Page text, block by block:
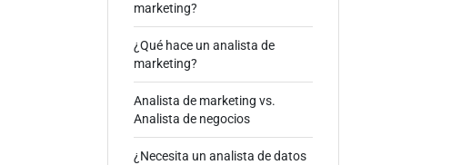
marketing?
¿Qué hace un analista de
marketing?
Analista de marketing vs.
Analista de negocios
¿Necesita un analista de datos